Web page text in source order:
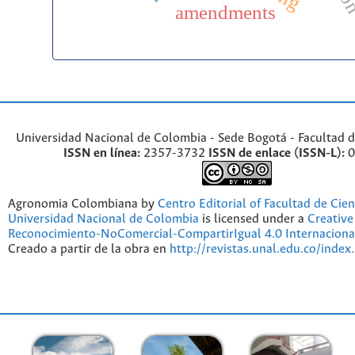
amendments
Universidad Nacional de Colombia - Sede Bogotá - Facultad
ISSN en línea: 2357-3732 ISSN de enlace (ISSN-L):
Agronomia Colombiana by Centro Editorial of Facultad de
Universidad Nacional de Colombia is licensed under a
Reconocimiento-NoComercial-CompartirIgual 4.0
Creado a partir de la obra en http://revistas.unal.edu.co/